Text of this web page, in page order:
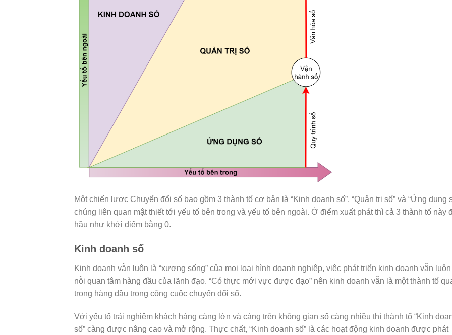
Một chiến lược Chuyển đổi số bao gồm 3 thành tố cơ bản là “Kinh doanh số”, “Quản trị số” và “Ứng dụng
chúng liên quan mật thiết tới yếu tố bên trong và yếu tố bên ngoài. Ở điểm xuất phát thì cả 3 thành tố này
hầu như khởi điểm bằng 0.
Kinh doanh số
Kinh doanh vẫn luôn là “xương sống” của mọi loại hình doanh nghiệp, việc phát triển kinh doanh vẫn
nỗi quan tâm hàng đầu của lãnh đạo. “Có thực mới vực được đạo” nên kinh doanh vẫn là một thành tố
trọng hàng đầu trong công cuộc chuyển đổi số.
Với yếu tố trải nghiệm khách hàng càng lớn và càng trên không gian số càng nhiều thì thành tố “Kinh
số” càng được nâng cao và mở rộng. Thực chất, “Kinh doanh số” là các hoạt động kinh doanh được phát